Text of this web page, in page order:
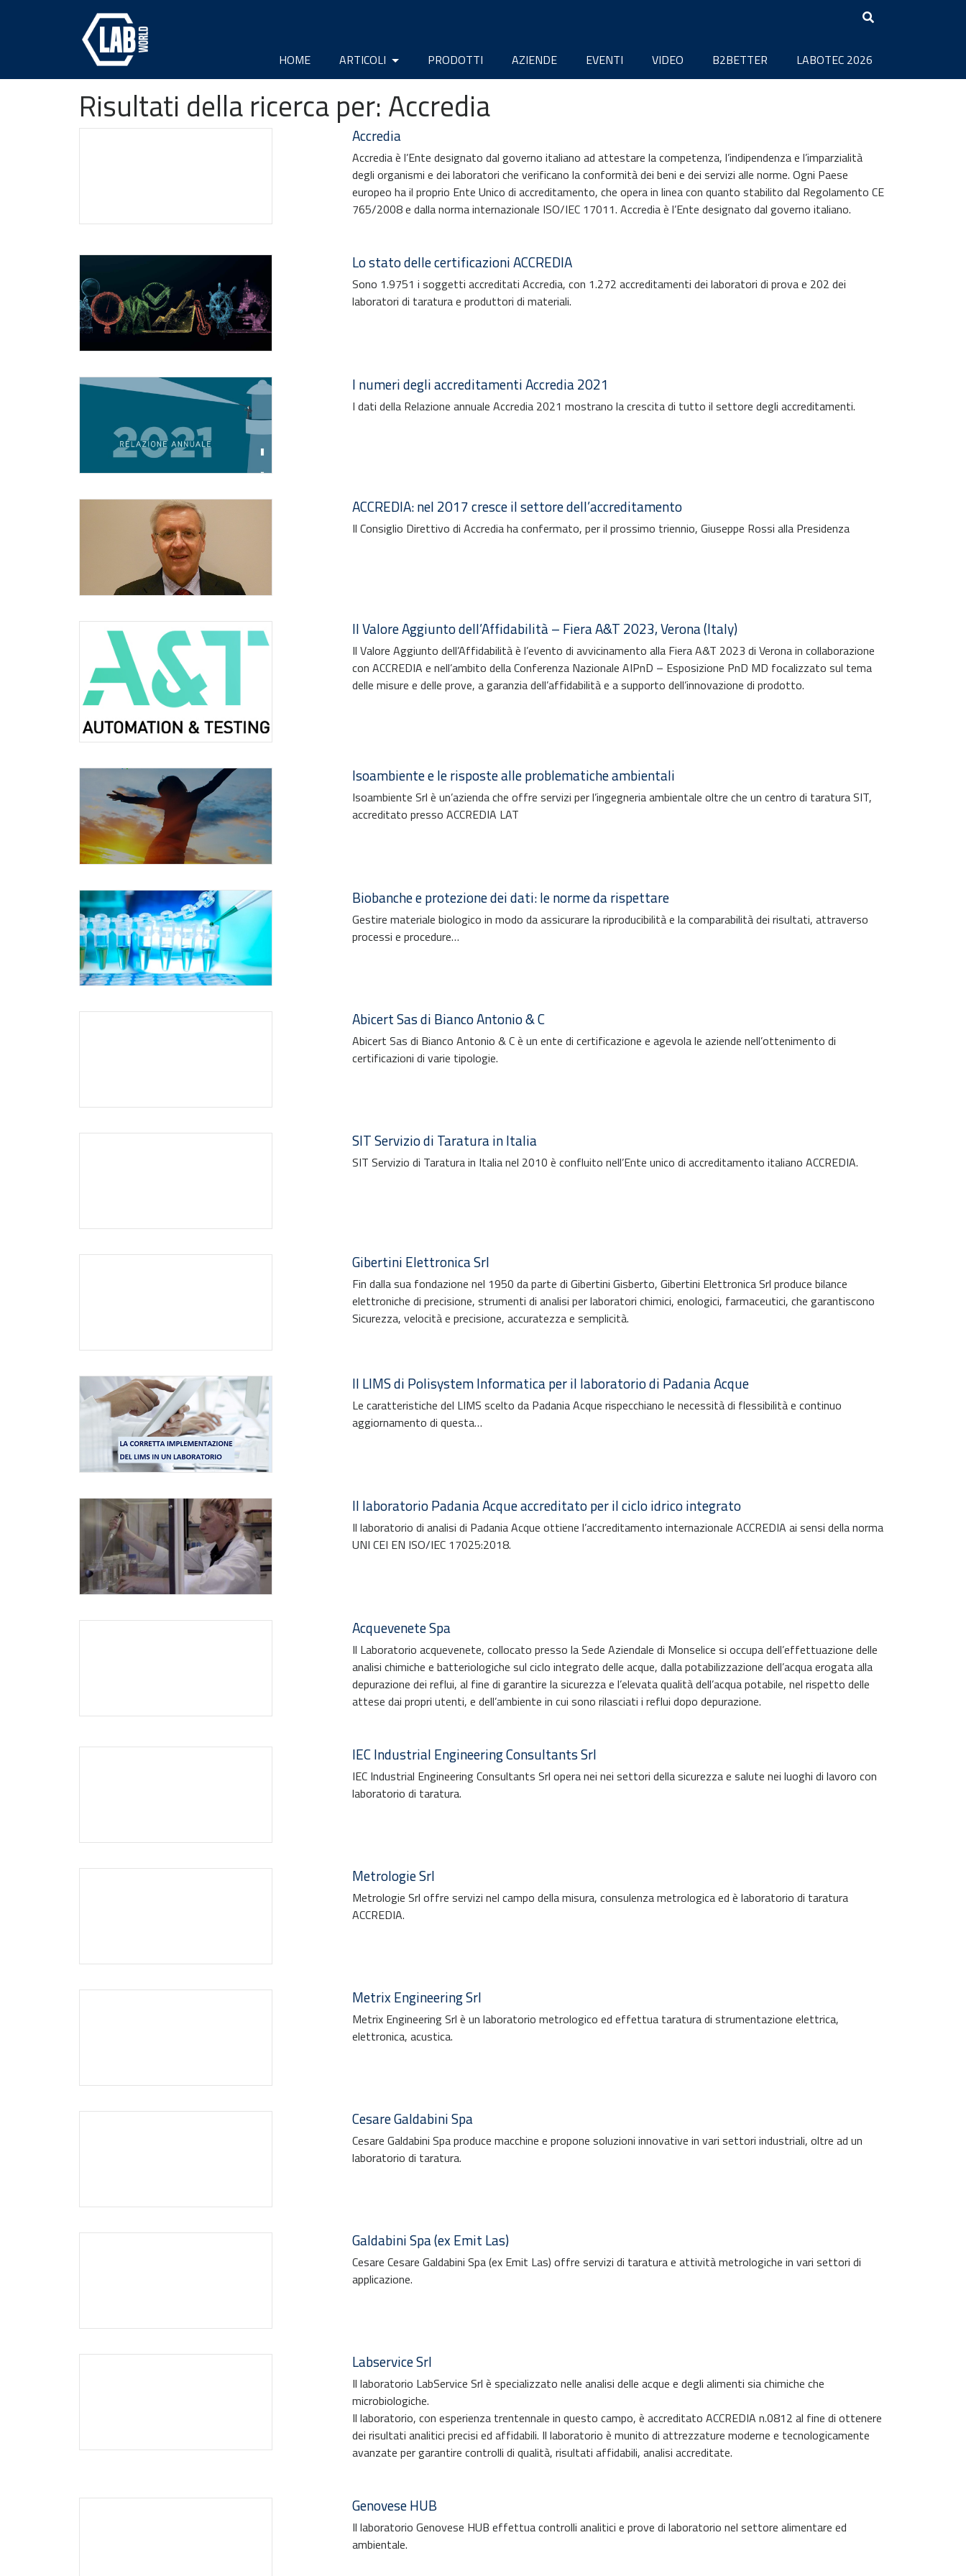
HOME ARTICOLI PRODOTTI AZIENDE EVENTI VIDEO B2BETTER LABOTEC 2026
Risultati della ricerca per: Accredia
Accredia
Accredia è l’Ente designato dal governo italiano ad attestare la competenza, l’indipendenza e l’imparzialità
degli organismi e dei laboratori che verificano la conformità dei beni e dei servizi alle norme. Ogni Paese
europeo ha il proprio Ente Unico di accreditamento, che opera in linea con quanto stabilito dal Regolamento CE
765/2008 e dalla norma internazionale ISO/IEC 17011. Accredia è l’Ente designato dal governo italiano.
Lo stato delle certificazioni ACCREDIA
Sono 1.9751 i soggetti accreditati Accredia, con 1.272 accreditamenti dei laboratori di prova e 202 dei
laboratori di taratura e produttori di materiali.
I numeri degli accreditamenti Accredia 2021
I dati della Relazione annuale Accredia 2021 mostrano la crescita di tutto il settore degli accreditamenti.
ACCREDIA: nel 2017 cresce il settore dell’accreditamento
Il Consiglio Direttivo di Accredia ha confermato, per il prossimo triennio, Giuseppe Rossi alla Presidenza
Il Valore Aggiunto dell’Affidabilità – Fiera A&T 2023, Verona (Italy)
Il Valore Aggiunto dell’Affidabilità è l’evento di avvicinamento alla Fiera A&T 2023 di Verona in collaborazione
con ACCREDIA e nell’ambito della Conferenza Nazionale AIPnD – Esposizione PnD MD focalizzato sul tema
delle misure e delle prove, a garanzia dell’affidabilità e a supporto dell’innovazione di prodotto.
Isoambiente e le risposte alle problematiche ambientali
Isoambiente Srl è un’azienda che offre servizi per l’ingegneria ambientale oltre che un centro di taratura SIT,
accreditato presso ACCREDIA LAT
Biobanche e protezione dei dati: le norme da rispettare
Gestire materiale biologico in modo da assicurare la riproducibilità e la comparabilità dei risultati, attraverso
processi e procedure…
Abicert Sas di Bianco Antonio & C
Abicert Sas di Bianco Antonio & C è un ente di certificazione e agevola le aziende nell’ottenimento di
certificazioni di varie tipologie.
SIT Servizio di Taratura in Italia
SIT Servizio di Taratura in Italia nel 2010 è confluito nell’Ente unico di accreditamento italiano ACCREDIA.
Gibertini Elettronica Srl
Fin dalla sua fondazione nel 1950 da parte di Gibertini Gisberto, Gibertini Elettronica Srl produce bilance
elettroniche di precisione, strumenti di analisi per laboratori chimici, enologici, farmaceutici, che garantiscono
Sicurezza, velocità e precisione, accuratezza e semplicità.
Il LIMS di Polisystem Informatica per il laboratorio di Padania Acque
Le caratteristiche del LIMS scelto da Padania Acque rispecchiano le necessità di flessibilità e continuo
aggiornamento di questa…
Il laboratorio Padania Acque accreditato per il ciclo idrico integrato
Il laboratorio di analisi di Padania Acque ottiene l’accreditamento internazionale ACCREDIA ai sensi della norma
UNI CEI EN ISO/IEC 17025:2018.
Acquevenete Spa
Il Laboratorio acquevenete, collocato presso la Sede Aziendale di Monselice si occupa dell’effettuazione delle
analisi chimiche e batteriologiche sul ciclo integrato delle acque, dalla potabilizzazione dell’acqua erogata alla
depurazione dei reflui, al fine di garantire la sicurezza e l’elevata qualità dell’acqua potabile, nel rispetto delle
attese dai propri utenti, e dell’ambiente in cui sono rilasciati i reflui dopo depurazione.
IEC Industrial Engineering Consultants Srl
IEC Industrial Engineering Consultants Srl opera nei nei settori della sicurezza e salute nei luoghi di lavoro con
laboratorio di taratura.
Metrologie Srl
Metrologie Srl offre servizi nel campo della misura, consulenza metrologica ed è laboratorio di taratura
ACCREDIA.
Metrix Engineering Srl
Metrix Engineering Srl è un laboratorio metrologico ed effettua taratura di strumentazione elettrica,
elettronica, acustica.
Cesare Galdabini Spa
Cesare Galdabini Spa produce macchine e propone soluzioni innovative in vari settori industriali, oltre ad un
laboratorio di taratura.
Galdabini Spa (ex Emit Las)
Cesare Cesare Galdabini Spa (ex Emit Las) offre servizi di taratura e attività metrologiche in vari settori di
applicazione.
Labservice Srl
Il laboratorio LabService Srl è specializzato nelle analisi delle acque e degli alimenti sia chimiche che
microbiologiche.
Il laboratorio, con esperienza trentennale in questo campo, è accreditato ACCREDIA n.0812 al fine di ottenere
dei risultati analitici precisi ed affidabili. Il laboratorio è munito di attrezzature moderne e tecnologicamente
avanzate per garantire controlli di qualità, risultati affidabili, analisi accreditate.
Genovese HUB
Il laboratorio Genovese HUB effettua controlli analitici e prove di laboratorio nel settore alimentare ed
ambientale.